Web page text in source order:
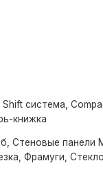
система,
книжка
Стеновые панели
Фрамуги, Стекло